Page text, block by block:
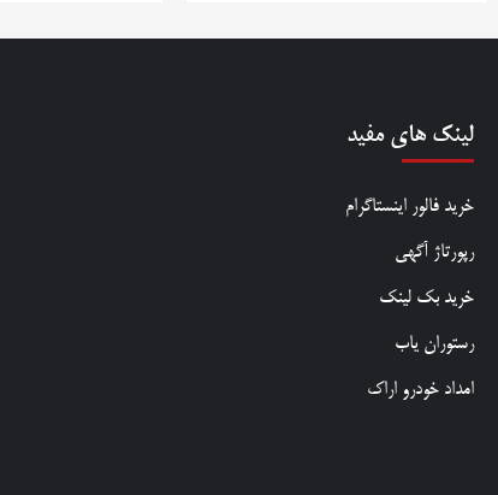
لینک های مفید
خرید فالور اینستاگرام
رپورتاژ آگهی
خرید بک لینک
رستوران یاب
امداد خودرو اراک